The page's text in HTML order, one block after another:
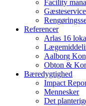
Facility
Gæsteservice
Referencer
Arlas 16
Aalborg
Obton &
Bæredygtighed
Impact
Mennesker
Det